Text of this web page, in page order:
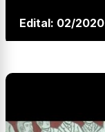
Edital: 02/2020